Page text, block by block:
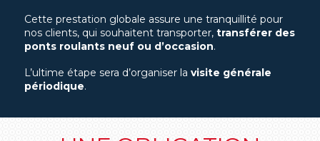
Cette prestation globale assure une tranquillité pour
nos clients, qui souhaitent transporter, transférer des
ponts roulants neuf ou d’occasion.
L’ultime étape sera d’organiser la visite générale
périodique.